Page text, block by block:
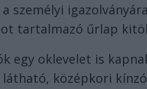
a személyi
tartalmazó űrlap
egy oklevelet is
látható, középkori